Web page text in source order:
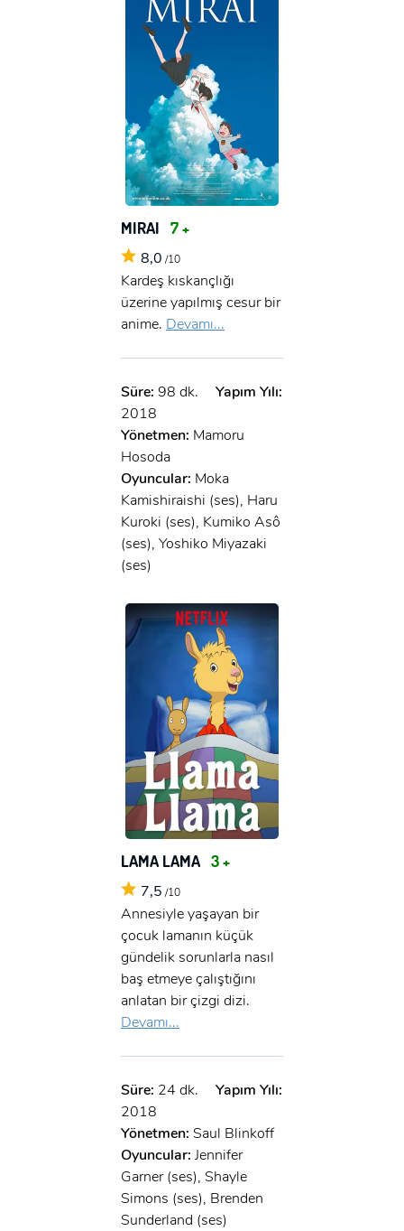
GIRIŞ YAP
E-Posta:
Şifre:
GIRIŞ
ÜYE OL
Ad Soyad:
E-Posta:
GIRIŞ
MIRAI 7 +
8,0 /10
Kardeş kıskançlığı
üzerine yapılmış cesur bir
anime. Devamı...
Süre: 98 dk.
Yapım Yılı:
2018
Yönetmen: Mamoru
Hosoda
Oyuncular: Moka
Kamishiraishi (ses), Haru
Kuroki (ses), Kumiko Asô
(ses), Yoshiko Miyazaki
(ses)
LAMA LAMA 3 +
7,5 /10
Annesiyle yaşayan bir
çocuk lamanın küçük
gündelik sorunlarla nasıl
baş etmeye çalıştığını
anlatan bir çizgi dizi.
Devamı...
Süre: 24 dk.
Yapım Yılı:
2018
Yönetmen: Saul Blinkoff
Oyuncular: Jennifer
Garner (ses), Shayle
Simons (ses), Brenden
Sunderland (ses)